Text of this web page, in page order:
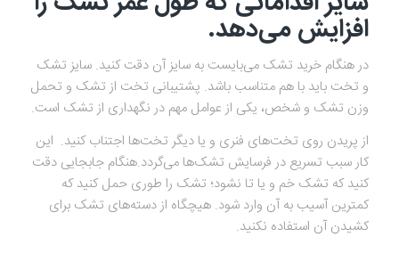
افزایش می‌دهد.
در هنگام خرید تشک می‌بایست به سایز آن دقت کنید. سایز تشک
و تخت باید با هم متناسب باشد. پشتیبانی تخت از تشک و تحمل
وزن تشک و شخص، یکی از عوامل مهم در نگهداری از تشک است.
از پریدن روی تخت‌های فنری و یا دیگر تخت‌ها اجتناب کنید. این
کار سبب تسریع در فرسایش تشک‌ها می‌گردد.هنگام جابجایی دقت
کنید که تشک خم و یا تا نشود؛ تشک را طوری حمل کنید که
کمترین آسیب به آن وارد شود. هیچگاه از دسته‌های تشک برای
کشیدن آن استفاده نکنید.